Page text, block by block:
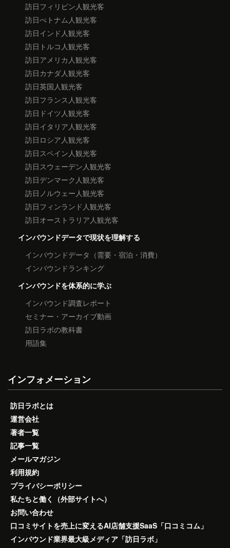
訪日フィリピン人観光客
訪日べトナム人観光客
訪日インド人観光客
訪日トルコ人観光客
訪日アメリカ人観光客
訪日カナダ人観光客
訪日英国人観光客
訪日フランス人観光客
訪日ドイツ人観光客
訪日イタリア人観光客
訪日ロシア人観光客
訪日スペイン人観光客
訪日スウェーデン人観光客
訪日デンマーク人観光客
訪日ノルウェー人観光客
訪日フィンランド人観光客
訪日オーストラリア人観光客
インバウンドデータで現状を理解する
インバウンドデータ（需要・宿泊・消費）
インバウンドランキング
インバウンドを体系的に学ぶ
インバウンド調査レポート
セミナー・アーカイブ動画
訪日ラボの教科書
用語集
インフォメーション
訪日ラボとは
運営会社
著者一覧
記事一覧
メールマガジン
利用規約
プライバシーポリシー
私たちと働く（外部サイトへ）
お問い合わせ
口コミサイトを売上に変えるAI店舗支援SaaS「口コミコム」
インバウンド業界最大級メディア「訪日ラボ」